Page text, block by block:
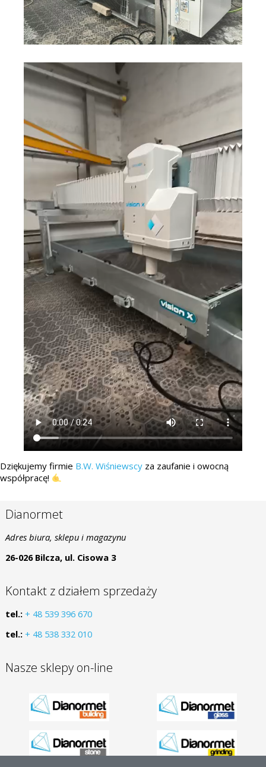
Dziękujemy firmie B.W. Wiśniewscy za zaufanie i owocną
współpracę!
Dianormet
Adres biura, sklepu i magazynu
26-026 Bilcza, ul. Cisowa 3
Kontakt z działem sprzedaży
tel.: + 48 539 396 670
tel.: + 48 538 332 010
Nasze sklepy on-line